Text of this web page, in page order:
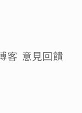
客 意見回饋